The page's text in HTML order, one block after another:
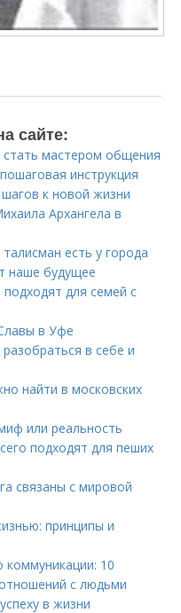
сайте:
стать мастером общения
инструкция
к новой жизни
Архангела в
есть у города
наше будущее
для семей с
в Уфе
в себе и
найти в московских
или реальность
подходят для пеших
связаны с мировой
принципы и
коммуникации: 10
с людьми
в жизни